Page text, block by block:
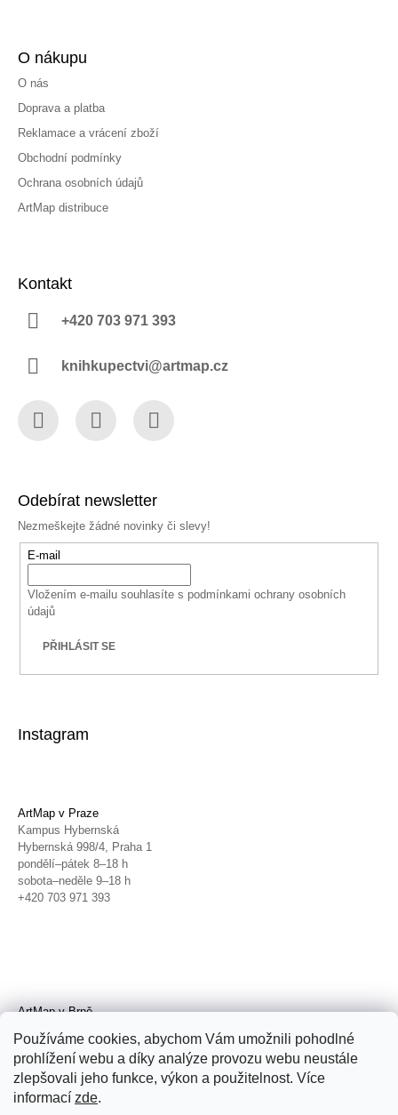
Používáme cookies, abychom Vám umožnili pohodlné
prohlížení webu a díky analýze provozu webu neustále
zlepšovali jeho funkce, výkon a použitelnost. Více
informací zde.
O nákupu
O nás
Doprava a platba
Reklamace a vrácení zboží
Obchodní podmínky
Ochrana osobních údajů
ArtMap distribuce
Kontakt
+420 703 971 393
knihkupectvi@artmap.cz
Odebírat newsletter
Nezmeškejte žádné novinky či slevy!
E-mail
Vložením e-mailu souhlasíte s podmínkami ochrany osobních
údajů
PŘIHLÁSIT SE
Instagram
ArtMap v Praze
Kampus Hybernská
Hybernská 998/4, Praha 1
pondělí–pátek 8–18 h
sobota–neděle 9–18 h
+420 703 971 393
ArtMap v Brně
Radnická 4, Brno
úterý–pátek 11–19 h
sobota 14–19 h
+420 702 152 298